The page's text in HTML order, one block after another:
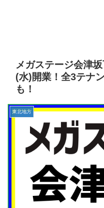
メガステージ会津
(水)開業！全3テナ
も！
東北地方